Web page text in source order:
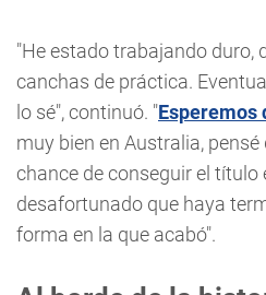
"He estado trabajando duro,
canchas de práctica.
lo sé", continuó. "Esperemos
muy bien en Australia,
chance de conseguir el título
desafortunado que haya
forma en la que acabó".